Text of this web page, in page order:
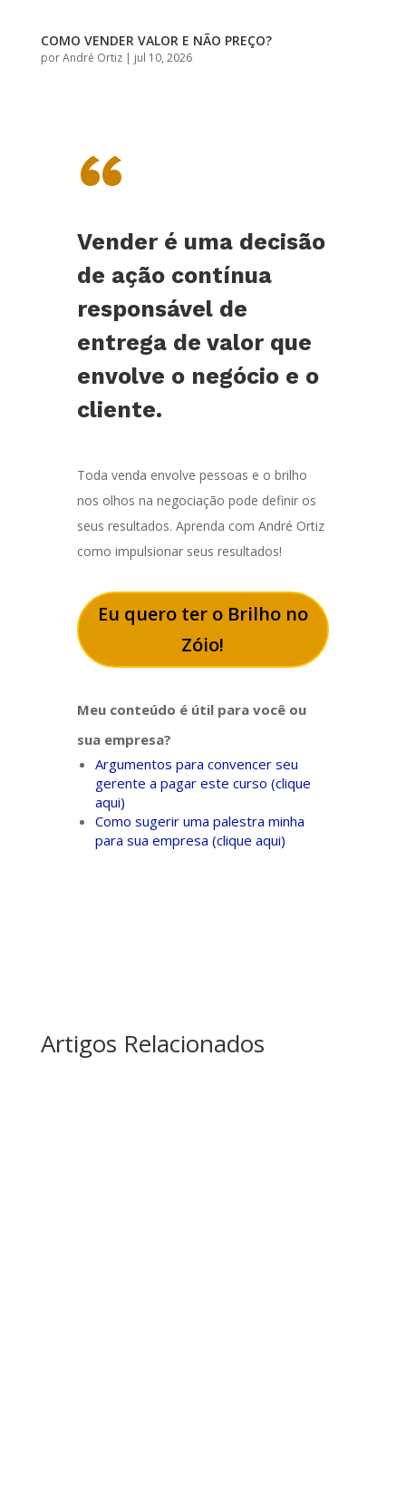
COMO VENDER VALOR E NÃO PREÇO?
porAndré Ortiz| jul 10, 2026
“
Vender é uma decisão
de ação contínua
responsável de
entrega de valor que
envolve o negócio e o
cliente.
Toda venda envolve pessoas e o brilho
nos olhos na negociação pode definir os
seus resultados. Aprenda com André Ortiz
como impulsionar seus resultados!
Eu quero ter o Brilho no
Zóio!
Meu conteúdo é útil para você ou
sua empresa?
Argumentos para convencer seu
gerente a pagar este curso (clique
aqui)
Como sugerir uma palestra minha
para sua empresa (clique aqui)
Artigos Relacionados